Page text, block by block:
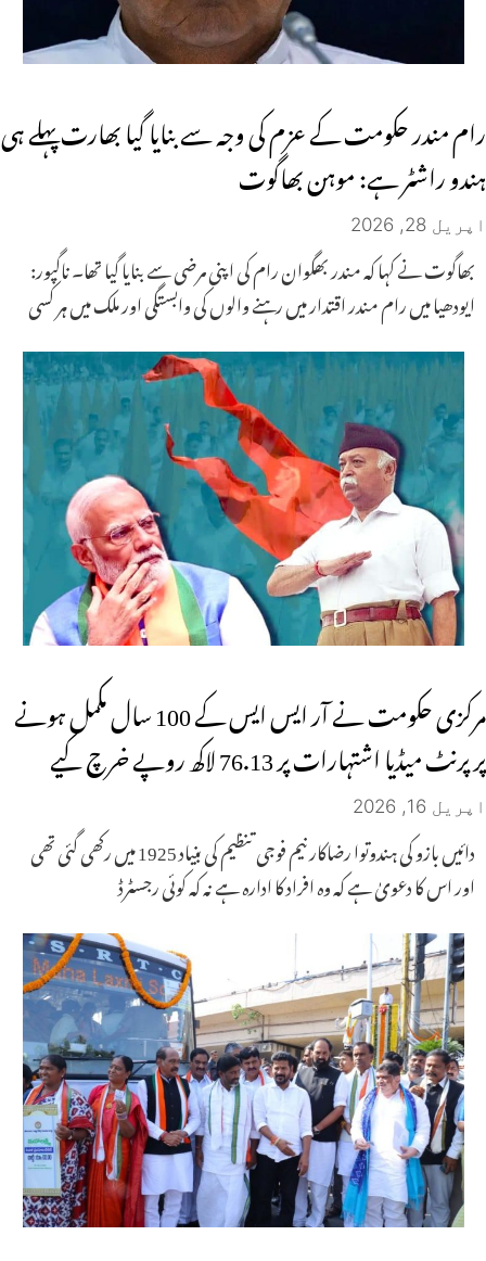
رام مندر حکومت کے عزم کی وجہ سے بنایا گیا بھارت پہلے ہی
ہندو راشٹر ہے: موہن بھاگوت
اپریل 28, 2026
بھاگوت نے کہا کہ مندر بھگوان رام کی اپنی مرضی سے بنایا گیا تھا۔ ناگپور:
ایودھیا میں رام مندر اقتدار میں رہنے والوں کی وابستگی اور ملک میں ہر کسی
مرکزی حکومت نے آر ایس ایس کے 100 سال مکمل ہونے
پر پرنٹ میڈیا اشتہارات پر 76.13 لاکھ روپے خرچ کیے
اپریل 16, 2026
دائیں بازو کی ہندوتوا رضاکار نیم فوجی تنظیم کی بنیاد 1925 میں رکھی گئی تھی
اور اس کا دعویٰ ہے کہ وہ افراد کا ادارہ ہے نہ کہ کوئی رجسٹرڈ